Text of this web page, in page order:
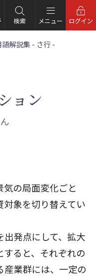
検索 メニュー ログイン
語解説集 - さ行 -
ョン
の局面変化ごと
象を切り替えてい
発点にして、拡大
ると、それぞれの
産業群には、一定の